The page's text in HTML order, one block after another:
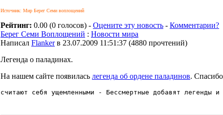
Источник: Мир Берег Семи воплощений
Рейтинг: 0.00 (0 голосов) - Оцените эту новость - Комментарии?
Берег Семи Воплощений : Новости мира
Написал Flanker в 23.07.2009 11:51:37 (4880 прочтений)
Легенда о паладинах.
На нашем сайте появилась легенда об ордене паладинов.
считают себя ущемленными - Бессмертные добавят легенды